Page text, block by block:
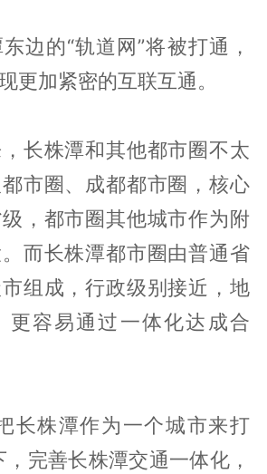
边的“轨道网”将被打通，
更加紧密的互联互通。
长株潭和其他都市圈不太
市圈、成都都市圈，核心
，都市圈其他城市作为附
而长株潭都市圈由普通省
组成，行政级别接近，地
更容易通过一体化达成合
长株潭作为一个城市来打
，完善长株潭交通一体化，